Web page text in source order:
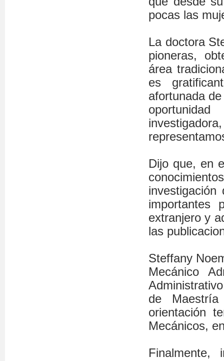
pocas las
La doctora
pioneras,
área
es
afortunada
Dijo que, en
importantes
extranjero y
las
Steffany
Mecánico
de
orientación
Mecánicos,